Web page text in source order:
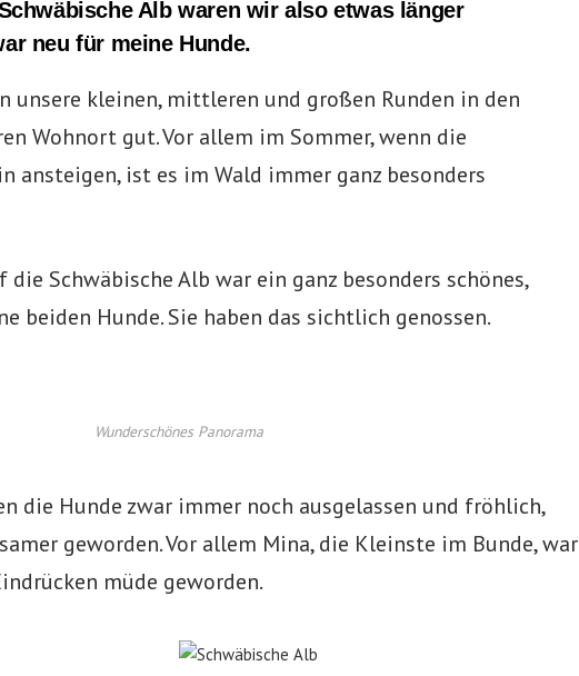
Alb waren wir also etwas länger
neu für meine Hunde.
unsere kleinen, mittleren und großen Runden in den
Wohnort gut. Vor allem im Sommer, wenn die
ansteigen, ist es im Wald immer ganz besonders
die Schwäbische Alb war ein ganz besonders schönes,
beiden Hunde. Sie haben das sichtlich genossen.
Wunderschönes Panorama
die Hunde zwar immer noch ausgelassen und fröhlich,
geworden. Vor allem Mina, die Kleinste im Bunde, war
müde geworden.